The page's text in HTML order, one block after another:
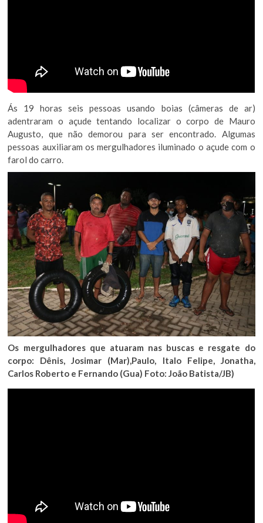
Ás 19 horas seis pessoas usando boias (câmeras de ar)
adentraram o açude tentando localizar o corpo de Mauro
Augusto, que não demorou para ser encontrado. Algumas
pessoas auxiliaram os mergulhadores iluminado o açude com o
farol do carro.
Os mergulhadores que atuaram nas buscas e resgate do
corpo: Dênis, Josimar (Mar),Paulo, Italo Felipe, Jonatha,
Carlos Roberto e Fernando (Gua) Foto: João Batista/JB)